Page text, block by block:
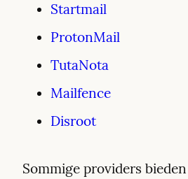
Startmail
ProtonMail
TutaNota
Mailfence
Disroot
Sommige providers